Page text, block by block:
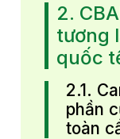
2.
tương
quốc
2.1.
phần
toàn